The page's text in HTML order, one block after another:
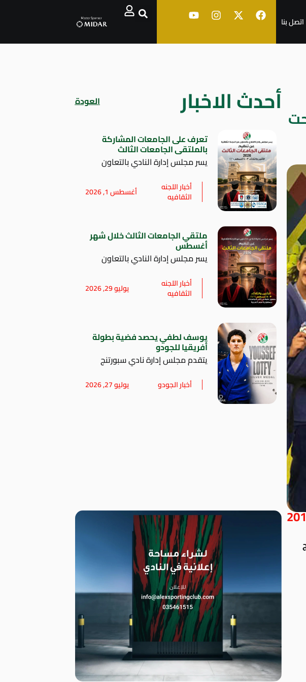
اتصل بنا
أحدث الاخبار العودة
تعرف على الجامعات المشاركة
بالملتقى الجامعات الثالث
يسر مجلس إدارة النادي بالتعاون
أخبار اللجنه
الثقافيه أغسطس 1, 2026
ملتقي الجامعات الثالث خلال شهر
أغسطس
يسر مجلس إدارة النادي بالتعاون
أخبار اللجنه
الثقافيه يوليو 29, 2026
يوسف لطفي يحصد فضية بطولة
أفريقيا للجودو
يتقدم مجلس إدارة نادي سبورتنج
أخبار الجودو يوليو 27, 2026